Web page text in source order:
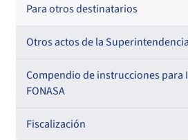
Circulares
Circulares internas
Resoluciones
Para otros destinatarios
Circulares
Otros actos de la Superintendencia
Antecedentes preparatorios de
EMT Ley N° 20.416
Comisión Evaluadora de
Compendio de instrucciones para
FONASA
Compendio Beneficios
Fiscalización